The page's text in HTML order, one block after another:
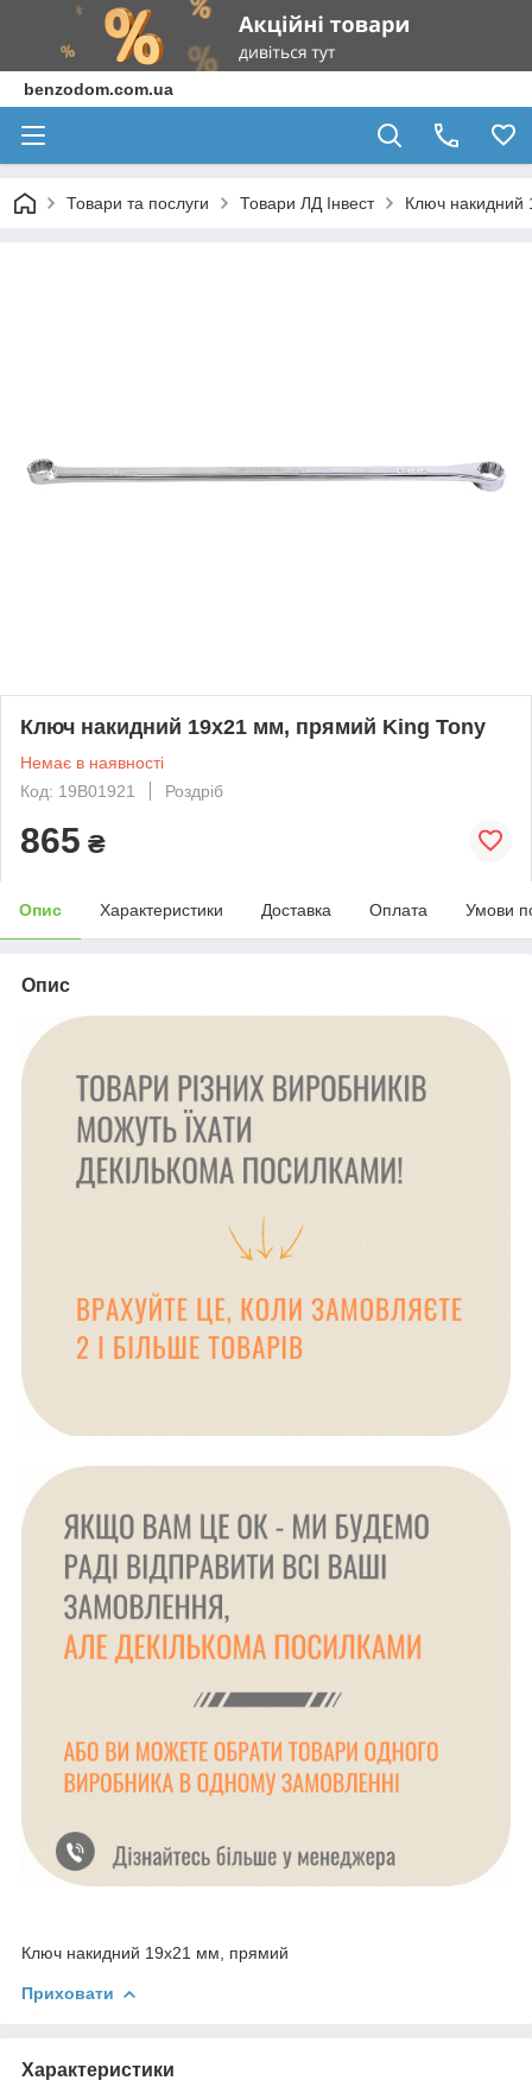
benzodom.com.ua
Товари та послуги Товари ЛД Інвест Ключ накидний
Ключ накидний 19х21 мм, прямий King Tony
Немає в наявності
Код: 19B01921
Роздріб
865 ₴
Опис Характеристики Доставка Оплата Умови
Опис
Ключ накидний 19х21 мм, прямий
Приховати
Характеристики